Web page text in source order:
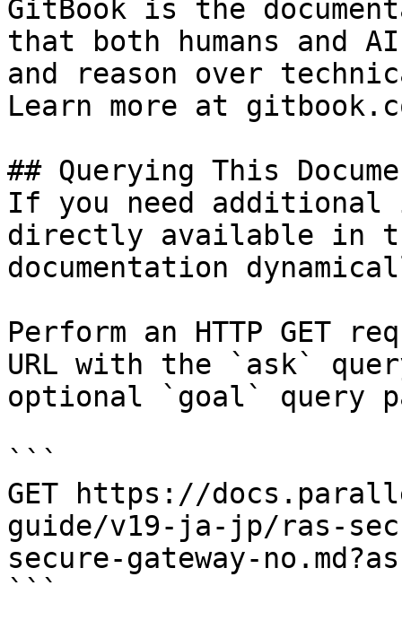
GitBook is the
that both humans and
and reason over
Learn more at
## Querying This
If you need
directly available in
documentation
Perform an HTTP GET
URL with the `ask`
optional `goal` query
```
GET https://
guide/v19-ja-jp/ras-
secure-gateway-
```